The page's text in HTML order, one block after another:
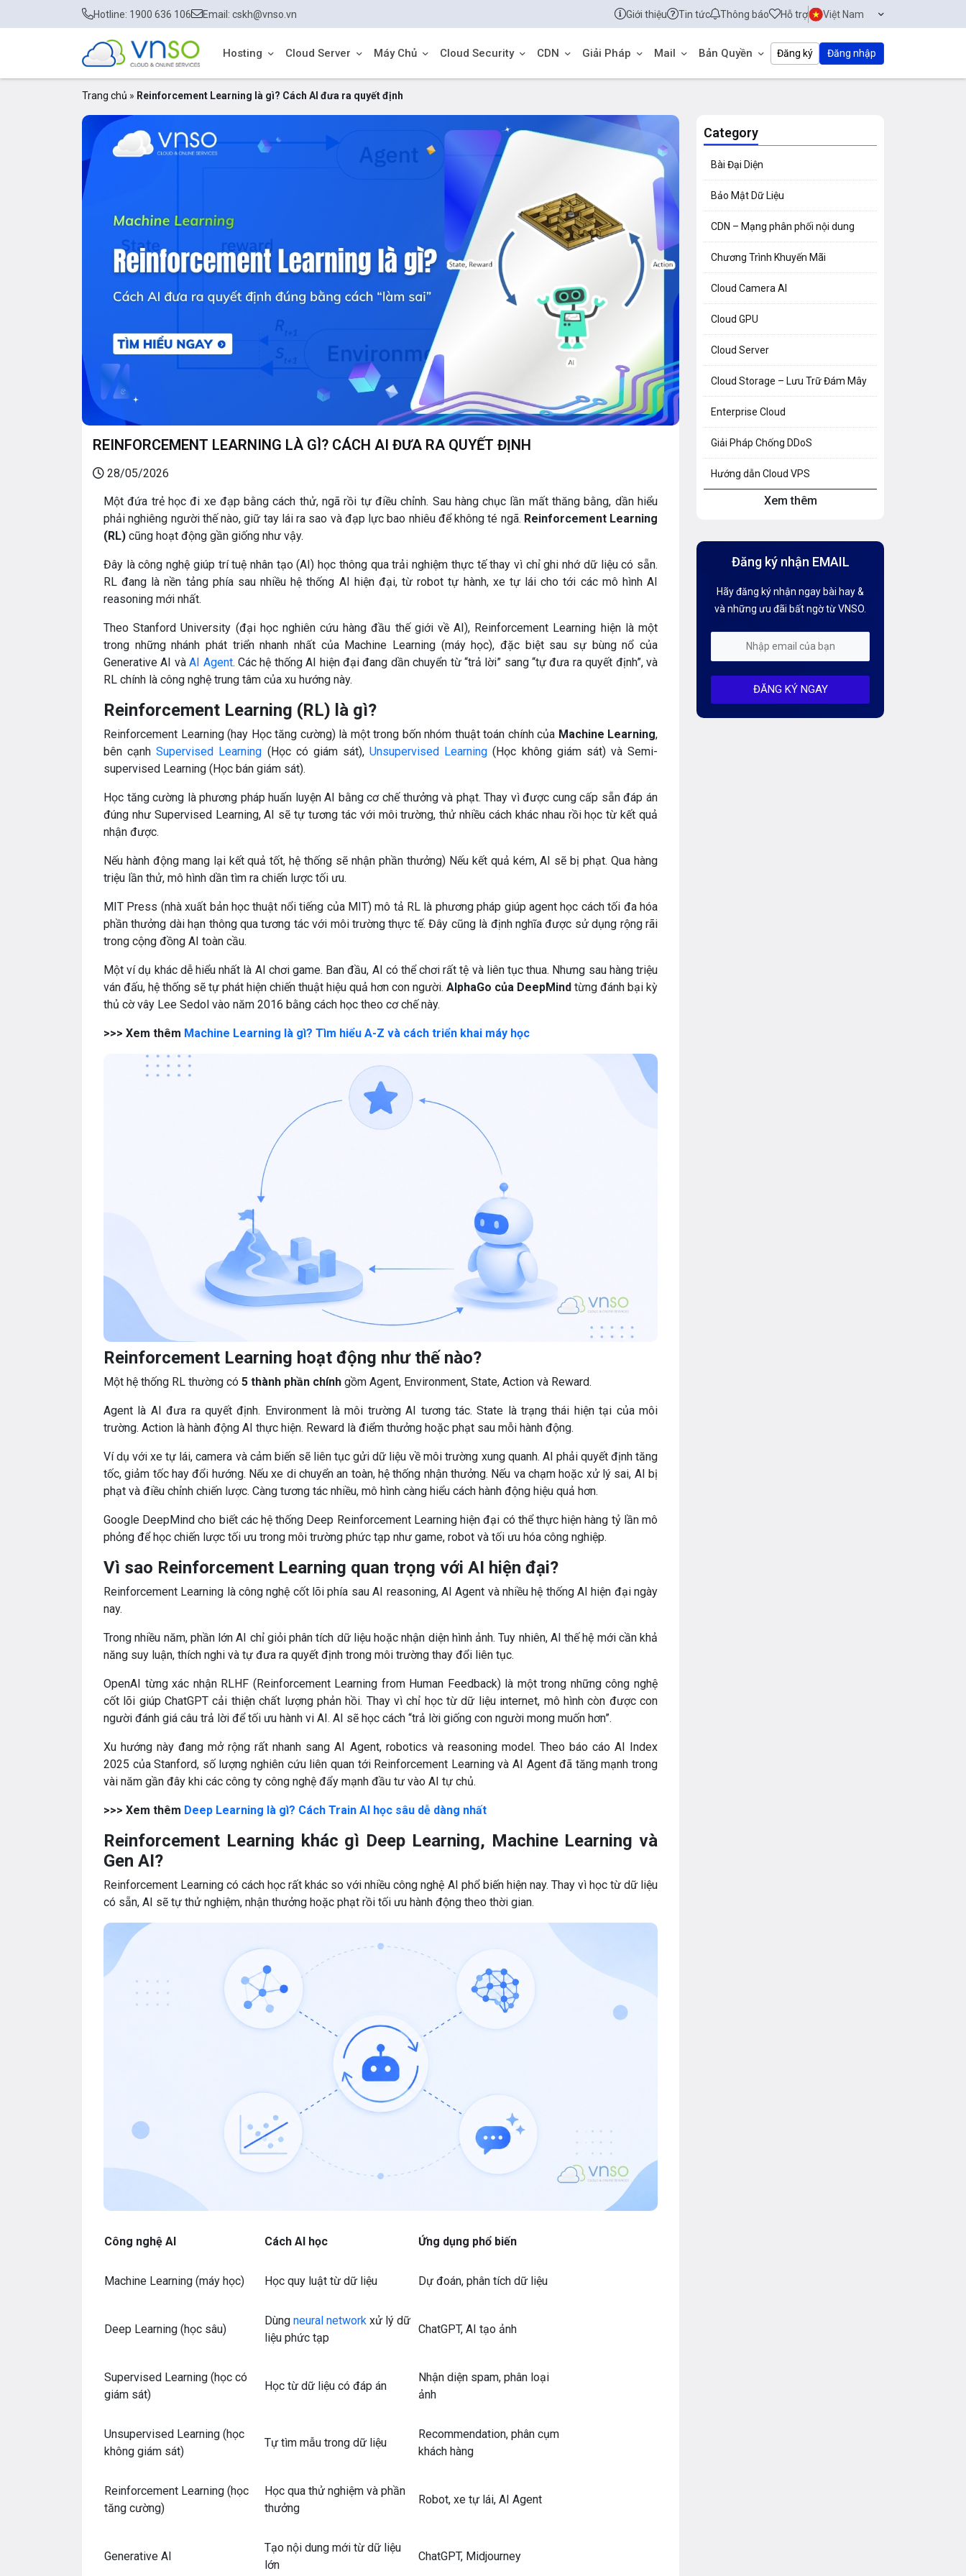
Hotline: 1900 636 106 Email: cskh@vnso.vn Giới thiệu Tin tức Thông báo Hỗ trợ Việt Nam
Hosting Cloud Server Máy Chủ Cloud Security CDN Giải Pháp Mail Bản Quyền Đăng ký Đăng nhập
Trang chủ » Reinforcement Learning là gì? Cách AI đưa ra quyết định
REINFORCEMENT LEARNING LÀ GÌ? CÁCH AI ĐƯA RA QUYẾT ĐỊNH
28/05/2026
Một đứa trẻ học đi xe đạp bằng cách thử, ngã rồi tự điều chỉnh. Sau hàng chục lần mất thăng bằng, dần hiểu
phải nghiêng người thế nào, giữ tay lái ra sao và đạp lực bao nhiêu để không té ngã. Reinforcement Learning
(RL) cũng hoạt động gần giống như vậy.
Đây là công nghệ giúp trí tuệ nhân tạo (AI) học thông qua trải nghiệm thực tế thay vì chỉ ghi nhớ dữ liệu có sẵn.
RL đang là nền tảng phía sau nhiều hệ thống AI hiện đại, từ robot tự hành, xe tự lái cho tới các mô hình AI
reasoning mới nhất.
Theo Stanford University (đại học nghiên cứu hàng đầu thế giới về AI), Reinforcement Learning hiện là một
trong những nhánh phát triển nhanh nhất của Machine Learning (máy học), đặc biệt sau sự bùng nổ của
Generative AI vàAI Agent. Các hệ thống AI hiện đại đang dần chuyển từ “trả lời” sang “tự đưa ra quyết định”, và
RL chính là công nghệ trung tâm của xu hướng này.
Reinforcement Learning (RL) là gì?
Reinforcement Learning (hay Học tăng cường) là một trong bốn nhóm thuật toán chính của Machine Learning,
bên cạnhSupervised Learning (Học có giám sát),Unsupervised Learning (Học không giám sát) và Semi-
supervised Learning (Học bán giám sát).
Học tăng cường là phương pháp huấn luyện AI bằng cơ chế thưởng và phạt. Thay vì được cung cấp sẵn đáp án
đúng như Supervised Learning, AI sẽ tự tương tác với môi trường, thử nhiều cách khác nhau rồi học từ kết quả
nhận được.
Nếu hành động mang lại kết quả tốt, hệ thống sẽ nhận phần thưởng) Nếu kết quả kém, AI sẽ bị phạt. Qua hàng
triệu lần thử, mô hình dần tìm ra chiến lược tối ưu.
MIT Press (nhà xuất bản học thuật nổi tiếng của MIT) mô tả RL là phương pháp giúp agent học cách tối đa hóa
phần thưởng dài hạn thông qua tương tác với môi trường thực tế. Đây cũng là định nghĩa được sử dụng rộng rãi
trong cộng đồng AI toàn cầu.
Một ví dụ khác dễ hiểu nhất là AI chơi game. Ban đầu, AI có thể chơi rất tệ và liên tục thua. Nhưng sau hàng triệu
ván đấu, hệ thống sẽ tự phát hiện chiến thuật hiệu quả hơn con người. AlphaGo của DeepMind từng đánh bại kỳ
thủ cờ vây Lee Sedol vào năm 2016 bằng cách học theo cơ chế này.
>>> Xem thêm Machine Learning là gì? Tìm hiểu A-Z và cách triển khai máy học
Reinforcement Learning hoạt động như thế nào?
Một hệ thống RL thường có 5 thành phần chính gồm Agent, Environment, State, Action và Reward.
Agent là AI đưa ra quyết định. Environment là môi trường AI tương tác. State là trạng thái hiện tại của môi
trường. Action là hành động AI thực hiện. Reward là điểm thưởng hoặc phạt sau mỗi hành động.
Ví dụ với xe tự lái, camera và cảm biến sẽ liên tục gửi dữ liệu về môi trường xung quanh. AI phải quyết định tăng
tốc, giảm tốc hay đổi hướng. Nếu xe di chuyển an toàn, hệ thống nhận thưởng. Nếu va chạm hoặc xử lý sai, AI bị
phạt và điều chỉnh chiến lược. Càng tương tác nhiều, mô hình càng hiểu cách hành động hiệu quả hơn.
Google DeepMind cho biết các hệ thống Deep Reinforcement Learning hiện đại có thể thực hiện hàng tỷ lần mô
phỏng để học chiến lược tối ưu trong môi trường phức tạp như game, robot và tối ưu hóa công nghiệp.
Vì sao Reinforcement Learning quan trọng với AI hiện đại?
Reinforcement Learning là công nghệ cốt lõi phía sau AI reasoning, AI Agent và nhiều hệ thống AI hiện đại ngày
nay.
Trong nhiều năm, phần lớn AI chỉ giỏi phân tích dữ liệu hoặc nhận diện hình ảnh. Tuy nhiên, AI thế hệ mới cần khả
năng suy luận, thích nghi và tự đưa ra quyết định trong môi trường thay đổi liên tục.
OpenAI từng xác nhận RLHF (Reinforcement Learning from Human Feedback) là một trong những công nghệ
cốt lõi giúp ChatGPT cải thiện chất lượng phản hồi. Thay vì chỉ học từ dữ liệu internet, mô hình còn được con
người đánh giá câu trả lời để tối ưu hành vi AI. AI sẽ học cách “trả lời giống con người mong muốn hơn”.
Xu hướng này đang mở rộng rất nhanh sang AI Agent, robotics và reasoning model. Theo báo cáo AI Index
2025 của Stanford, số lượng nghiên cứu liên quan tới Reinforcement Learning và AI Agent đã tăng mạnh trong
vài năm gần đây khi các công ty công nghệ đẩy mạnh đầu tư vào AI tự chủ.
>>> Xem thêm Deep Learning là gì? Cách Train AI học sâu dễ dàng nhất
Reinforcement Learning khác gì Deep Learning, Machine Learning và
Gen AI?
Reinforcement Learning có cách học rất khác so với nhiều công nghệ AI phổ biến hiện nay. Thay vì học từ dữ liệu
có sẵn, AI sẽ tự thử nghiệm, nhận thưởng hoặc phạt rồi tối ưu hành động theo thời gian.
Công nghệ AI Cách AI học Ứng dụng phổ biến
Machine Learning (máy học) Học quy luật từ dữ liệu Dự đoán, phân tích dữ liệu
Deep Learning (học sâu)
Dùng neural network xử lý dữ
liệu phức tạp
ChatGPT, AI tạo ảnh
Supervised Learning (học có
giám sát)
Học từ dữ liệu có đáp án
Nhận diện spam, phân loại
ảnh
Unsupervised Learning (học
không giám sát)
Tự tìm mẫu trong dữ liệu
Recommendation, phân cụm
khách hàng
Reinforcement Learning (học
tăng cường)
Học qua thử nghiệm và phần
thưởng
Robot, xe tự lái, AI Agent
Generative AI
Tạo nội dung mới từ dữ liệu
lớn
ChatGPT, Midjourney
Category
Bài Đại Diện
Bảo Mật Dữ Liệu
CDN – Mạng phân phối nội dung
Chương Trình Khuyến Mãi
Cloud Camera AI
Cloud GPU
Cloud Server
Cloud Storage – Lưu Trữ Đám Mây
Enterprise Cloud
Giải Pháp Chống DDoS
Hướng dẫn Cloud VPS
Hướng dẫn Hosting
Hướng dẫn Tên miền
Kiến thức AI
Mỗi tuần 01 Server
Server Dedicated (Máy chủ riêng)
Xem thêm
Đăng ký nhận EMAIL
Hãy đăng ký nhận ngay bài hay &
và những ưu đãi bất ngờ từ VNSO.
ĐĂNG KÝ NGAY